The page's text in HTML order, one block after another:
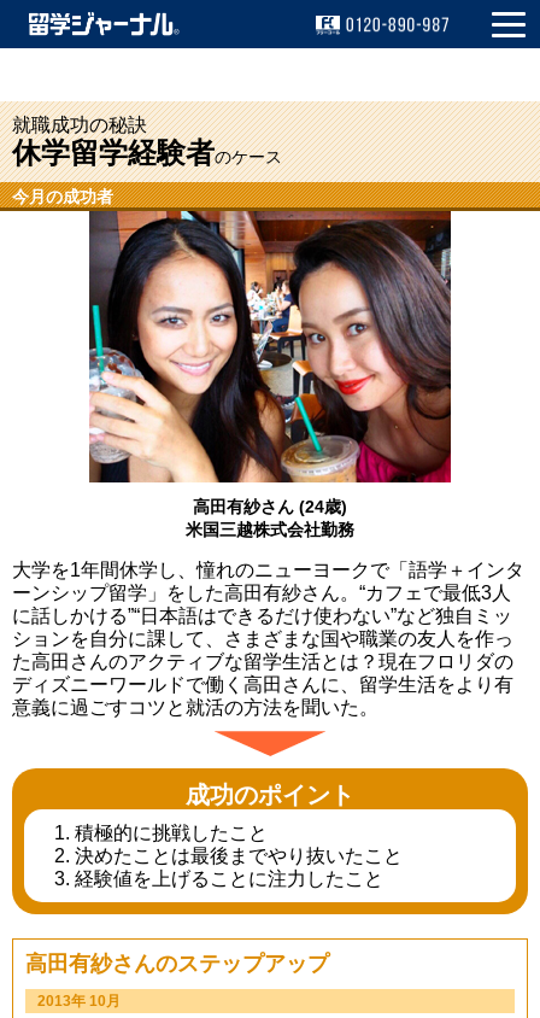
無料! 資料請求 無料! 留学相談
就職成功の秘訣
休学留学経験者のケース
今月の成功者
高田有紗さん (24歳)
米国三越株式会社勤務
大学を1年間休学し、憧れのニューヨークで「語学＋インタ
ーンシップ留学」をした高田有紗さん。“カフェで最低3人
に話しかける”“日本語はできるだけ使わない”など独自ミッ
ションを自分に課して、さまざまな国や職業の友人を作っ
た高田さんのアクティブな留学生活とは？現在フロリダの
ディズニーワールドで働く高田さんに、留学生活をより有
意義に過ごすコツと就活の方法を聞いた。
成功のポイント
積極的に挑戦したこと
決めたことは最後までやり抜いたこと
経験値を上げることに注力したこと
高田有紗さんのステップアップ
2013年 10月